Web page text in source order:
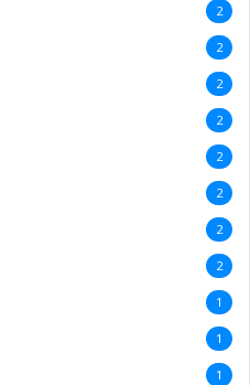
2
2
2
2
2
2
2
2
1
1
1